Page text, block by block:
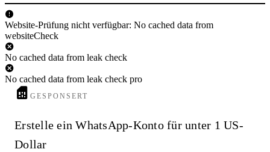
Website-Prüfung nicht verfügbar: No cached data from
websiteCheck
No cached data from leak check
No cached data from leak check pro
GESPONSERT
Erstelle ein WhatsApp-Konto für unter 1 US-
Dollar